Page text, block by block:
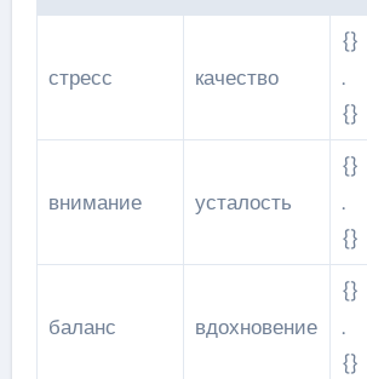
стресс качество
{}
.
{}
внимание усталость
{}
.
{}
баланс вдохновение
{}
.
{}